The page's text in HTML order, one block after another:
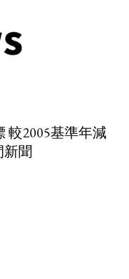
較2005基準年減
新聞